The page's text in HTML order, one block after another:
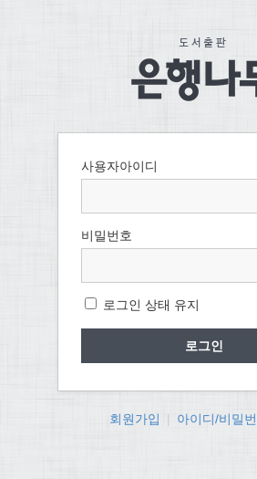
사용자아이디
비밀번호
로그인 상태 유지
회원가입 아이디/비밀